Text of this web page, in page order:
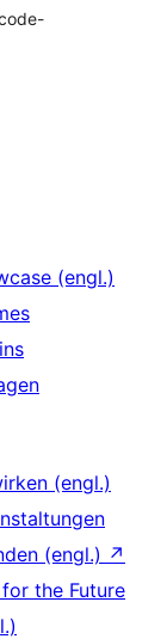
(engl.)
(engl.)
(engl.) ↗
the Future